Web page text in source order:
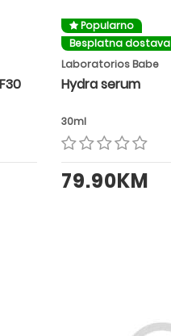
Popularno
Besplatna dostava
Laboratorios Babe
Hydra serum
30ml
79.90KM